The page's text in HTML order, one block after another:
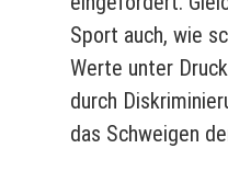
Sport auch, wie
Werte unter
durch
das Schweigen